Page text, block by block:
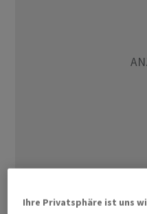
Frankenaufwertung
Ihre Privatsphäre ist uns